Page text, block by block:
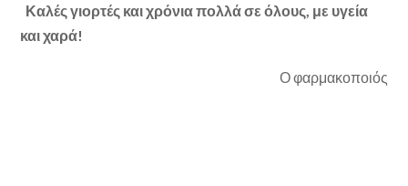
Καλές γιορτές και χρόνια πολλά σε όλους, με υγεία
και χαρά!
Ο φαρμακοποιός